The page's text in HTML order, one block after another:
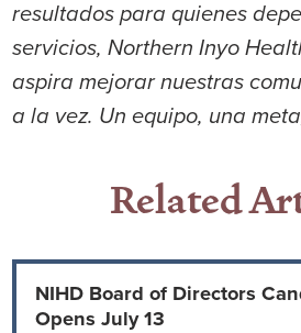
resultados para quienes
servicios, Northern Inyo
aspira mejorar nuestras
a la vez. Un equipo, una
Related
NIHD Board of Directors
Opens July 13